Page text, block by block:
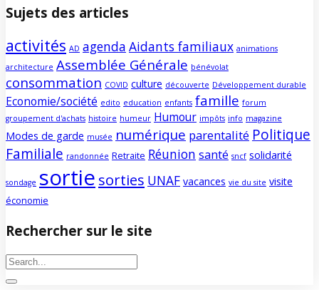
Sujets des articles
activités AD agenda Aidants familiaux animations
architecture Assemblée Générale bénévolat
consommation COVID culture découverte Développement durable
Economie/société edito education enfants famille forum
groupement d'achats histoire humeur Humour impôts info magazine
Modes de garde musée numérique parentalité Politique
Familiale randonnée Retraite Réunion santé sncf solidarité
sondage sortie sorties UNAF vacances vie du site visite
économie
Rechercher sur le site